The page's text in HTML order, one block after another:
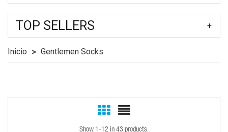
TOP SELLERS
Inicio Gentlemen Socks
Show 1-12 in 43 products.